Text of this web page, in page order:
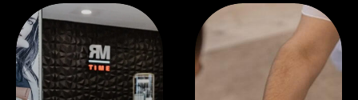
Besuchen Sie uns Jetzt Beraten lassen